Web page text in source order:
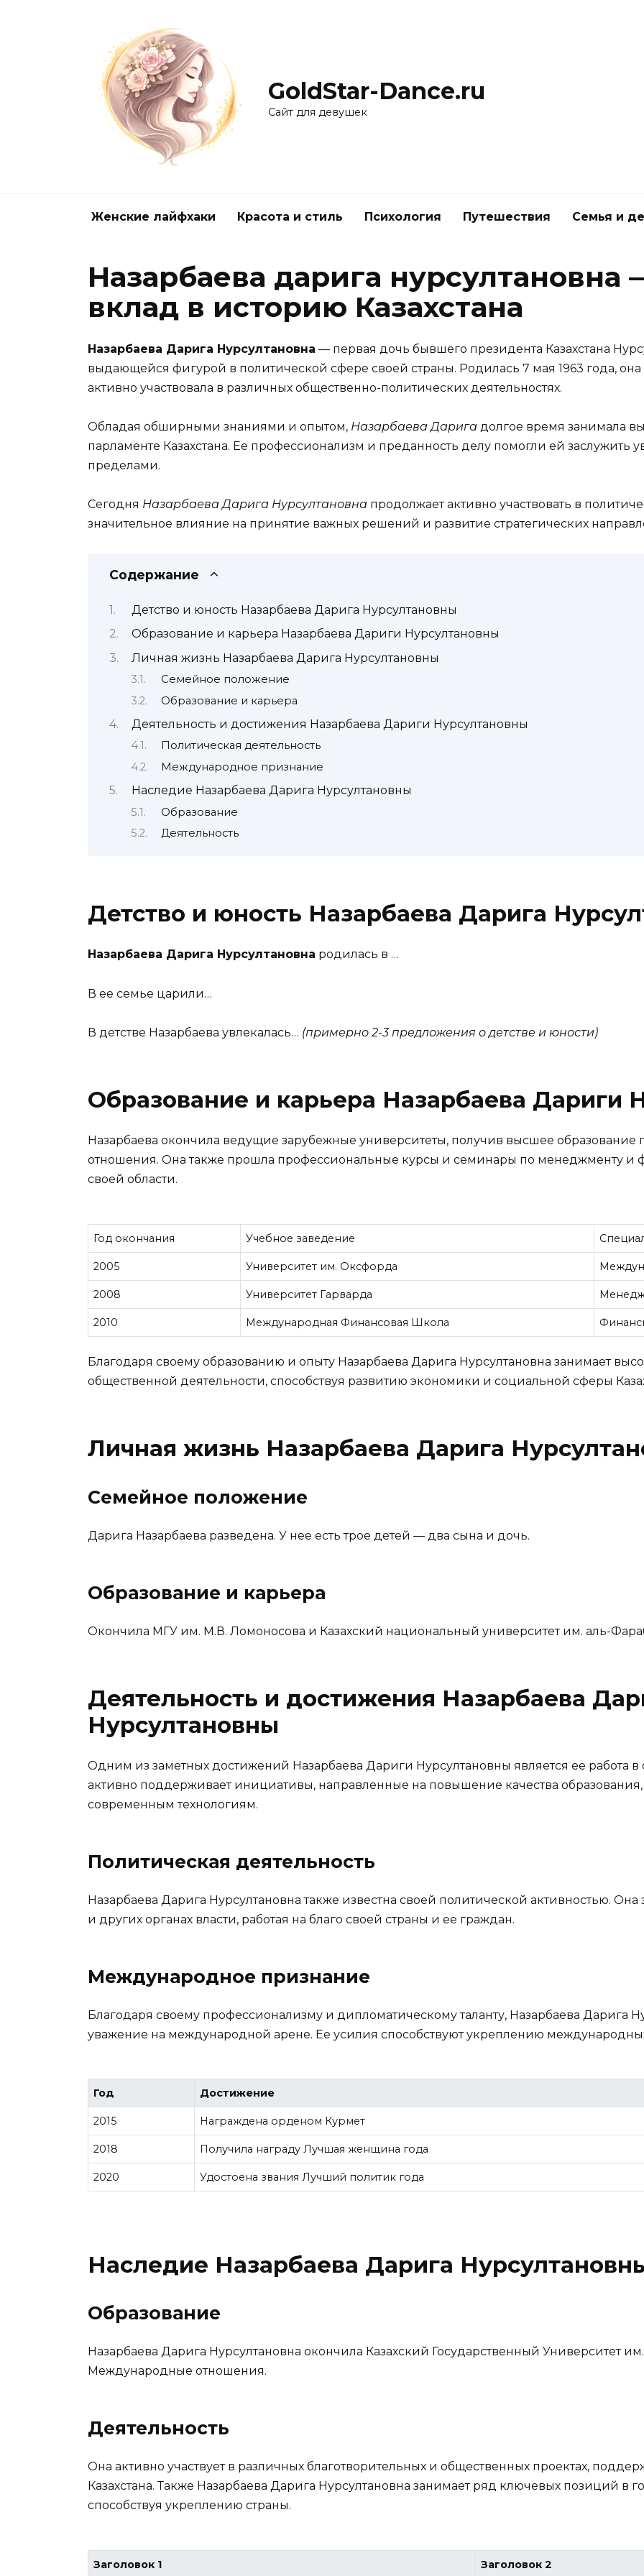
GoldStar-Dance.ru
Сайт для девушек
Женские лайфхаки Красота и стиль Психология Путешествия Семья и
Назарбаева дарига нурсултановна
вклад в историю Казахстана
Назарбаева Дарига Нурсултановна — первая дочь бывшего президента Казахстана
выдающейся фигурой в политической сфере своей страны. Родилась 7 мая 1963 года,
активно участвовала в различных общественно-политических деятельностях.
Обладая обширными знаниями и опытом, Назарбаева Дарига долгое время занимала
парламенте Казахстана. Ее профессионализм и преданность делу помогли ей заслужить
пределами.
Сегодня Назарбаева Дарига Нурсултановна продолжает активно участвовать в
значительное влияние на принятие важных решений и развитие стратегических
Содержание
Детство и юность Назарбаева Дарига Нурсултановны
Образование и карьера Назарбаева Дариги Нурсултановны
Личная жизнь Назарбаева Дарига Нурсултановны
Семейное положение
Образование и карьера
Деятельность и достижения Назарбаева Дариги Нурсултановны
Политическая деятельность
Международное признание
Наследие Назарбаева Дарига Нурсултановны
Образование
Деятельность
Детство и юность Назарбаева Дарига
Назарбаева Дарига Нурсултановна родилась в …
В ее семье царили…
В детстве Назарбаева увлекалась… (примерно 2-3 предложения о детстве и юности)
Образование и карьера Назарбаева Дариги
Назарбаева окончила ведущие зарубежные университеты, получив высшее
отношения. Она также прошла профессиональные курсы и семинары по менеджменту и
своей области.
Год окончания Учебное заведение
2005 Университет им. Оксфорда
2008 Университет Гарварда
2010 Международная Финансовая Школа
Благодаря своему образованию и опыту Назарбаева Дарига Нурсултановна занимает
общественной деятельности, способствуя развитию экономики и социальной сферы
Личная жизнь Назарбаева Дарига
Семейное положение
Дарига Назарбаева разведена. У нее есть трое детей — два сына и дочь.
Образование и карьера
Окончила МГУ им. М.В. Ломоносова и Казахский национальный университет им. аль-
Деятельность и достижения Назарбаева
Нурсултановны
Одним из заметных достижений Назарбаева Дариги Нурсултановны является ее работа в
активно поддерживает инициативы, направленные на повышение качества
современным технологиям.
Политическая деятельность
Назарбаева Дарига Нурсултановна также известна своей политической активностью.
и других органах власти, работая на благо своей страны и ее граждан.
Международное признание
Благодаря своему профессионализму и дипломатическому таланту, Назарбаева Дарига
уважение на международной арене. Ее усилия способствуют укреплению
Год Достижение
2015 Награждена орденом Курмет
2018 Получила награду Лучшая женщина года
2020 Удостоена звания Лучший политик года
Наследие Назарбаева Дарига
Образование
Назарбаева Дарига Нурсултановна окончила Казахский Государственный Университет
Международные отношения.
Деятельность
Она активно участвует в различных благотворительных и общественных проектах,
Казахстана. Также Назарбаева Дарига Нурсултановна занимает ряд ключевых позиций в
способствуя укреплению страны.
Заголовок 1 Заголовок 2